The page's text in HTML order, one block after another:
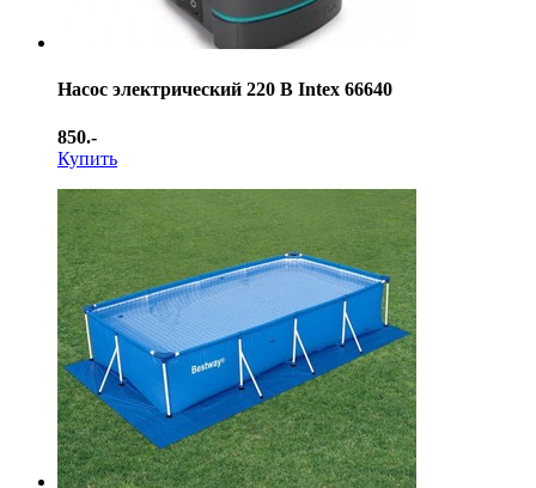
Насос электрический 220 В Intex 66640
850.-
Купить